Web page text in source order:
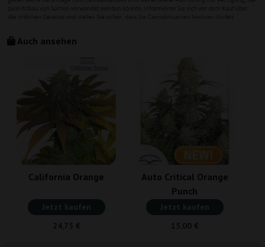
Auch ansehen
California Orange
Jetzt kaufen
24,75 €
Auto Critical Orange
Punch
Jetzt kaufen
15,00 €